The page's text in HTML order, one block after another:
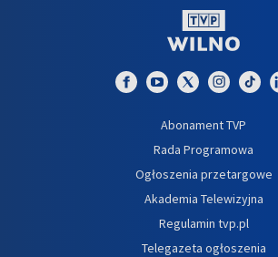
Abonament TVP
Rada Programowa
Ogłoszenia przetargowe
Akademia Telewizyjna
Regulamin tvp.pl
Telegazeta ogłoszenia